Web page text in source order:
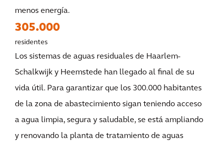
menos energía.
305.000
residentes
Los sistemas de aguas residuales de Haarlem-
Schalkwijk y Heemstede han llegado al final de su
vida útil. Para garantizar que los 300.000 habitantes
de la zona de abastecimiento sigan teniendo acceso
a agua limpia, segura y saludable, se está ampliando
y renovando la planta de tratamiento de aguas